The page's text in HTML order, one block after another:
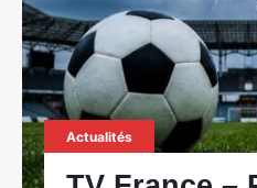
Actualités